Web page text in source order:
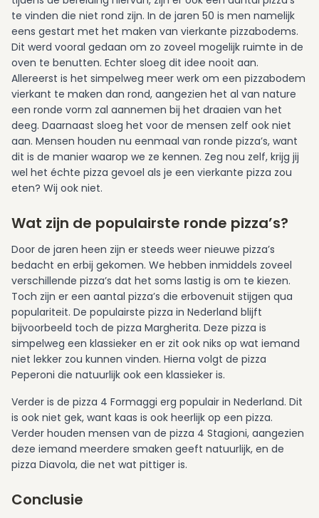
te vinden die niet rond zijn. In de jaren 50 is men namelijk
eens gestart met het maken van vierkante pizzabodems.
Dit werd vooral gedaan om zo zoveel mogelijk ruimte in de
oven te benutten. Echter sloeg dit idee nooit aan.
Allereerst is het simpelweg meer werk om een pizzabodem
vierkant te maken dan rond, aangezien het al van nature
een ronde vorm zal aannemen bij het draaien van het
deeg. Daarnaast sloeg het voor de mensen zelf ook niet
aan. Mensen houden nu eenmaal van ronde pizza’s, want
dit is de manier waarop we ze kennen. Zeg nou zelf, krijg jij
wel het échte pizza gevoel als je een vierkante pizza zou
eten? Wij ook niet.
Wat zijn de populairste ronde pizza’s?
Door de jaren heen zijn er steeds weer nieuwe pizza’s
bedacht en erbij gekomen. We hebben inmiddels zoveel
verschillende pizza’s dat het soms lastig is om te kiezen.
Toch zijn er een aantal pizza’s die erbovenuit stijgen qua
populariteit. De populairste pizza in Nederland blijft
bijvoorbeeld toch de pizza Margherita. Deze pizza is
simpelweg een klassieker en er zit ook niks op wat iemand
niet lekker zou kunnen vinden. Hierna volgt de pizza
Peperoni die natuurlijk ook een klassieker is.
Verder is de pizza 4 Formaggi erg populair in Nederland. Dit
is ook niet gek, want kaas is ook heerlijk op een pizza.
Verder houden mensen van de pizza 4 Stagioni, aangezien
deze iemand meerdere smaken geeft natuurlijk, en de
pizza Diavola, die net wat pittiger is.
Conclusie